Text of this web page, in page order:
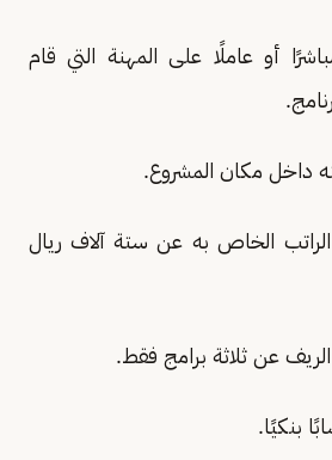
أو عاملًا على المهنة التي قام
داخل مكان المشروع.
الخاص به عن ستة آلاف ريال
عن ثلاثة برامج فقط.
بنكيًا.